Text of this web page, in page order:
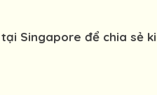
Singapore để chia sẻ